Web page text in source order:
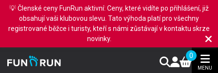
0
MENU
💡 Členské ceny FunRun aktivní: Ceny, které vidíte po přihlášení, již
obsahují vaši klubovou slevu. Tato výhoda platí pro všechny
registrované běžce i turisty, kteří s námi zůstávají v kontaktu skrze
novinky.